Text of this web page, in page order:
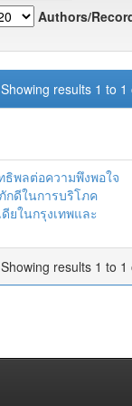
Authors/
Showing results 1 to 1
ธิพลต่อความพึงพอใจ
กดีในการบริโภค
ยในกรุงเทพและ
Showing results 1 to 1